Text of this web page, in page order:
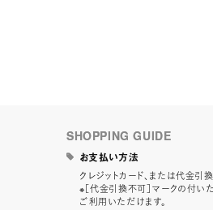
SHOPPING GUIDE
お支払い方法
クレジットカード、または代金引
※［代金引換不可］マークの付い
ご利用いただけます。